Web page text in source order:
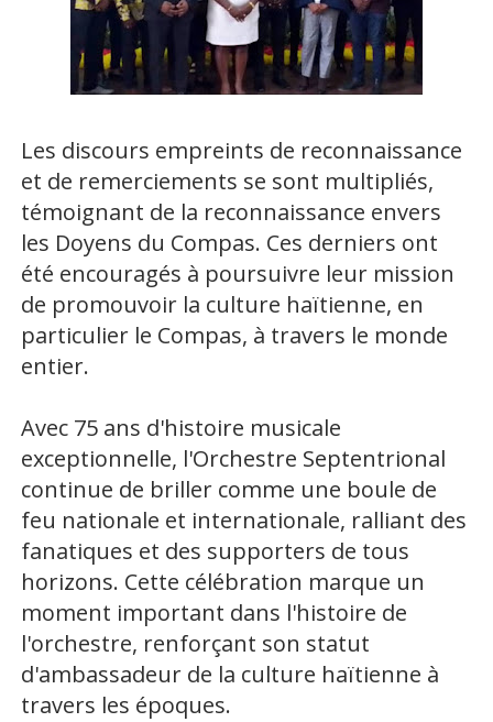
Les discours empreints de reconnaissance
et de remerciements se sont multipliés,
témoignant de la reconnaissance envers
les Doyens du Compas. Ces derniers ont
été encouragés à poursuivre leur mission
de promouvoir la culture haïtienne, en
particulier le Compas, à travers le monde
entier.
Avec 75 ans d'histoire musicale
exceptionnelle, l'Orchestre Septentrional
continue de briller comme une boule de
feu nationale et internationale, ralliant des
fanatiques et des supporters de tous
horizons. Cette célébration marque un
moment important dans l'histoire de
l'orchestre, renforçant son statut
d'ambassadeur de la culture haïtienne à
travers les époques.